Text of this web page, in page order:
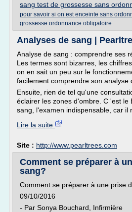
sang test de grossesse sans
pour savoir si on est enceinte sans
grossesse ordonnance obligatoire
Analyses de sang |
Analyse de sang : comprendre ses
Les termes sont bizarres, les
on en sait un peu sur le
facilement comprendre son analyse
Ensuite, rien de tel qu'une
éclairer les zones d'ombre. C 'est le
sang, l'examen indispensable, car il
Lire la suite
Site : http://www.pearltrees.com
Comment se préparer à
sang?
Comment se préparer à une prise
09/10/2016
- Par Sonya Bouchard, Infirmière